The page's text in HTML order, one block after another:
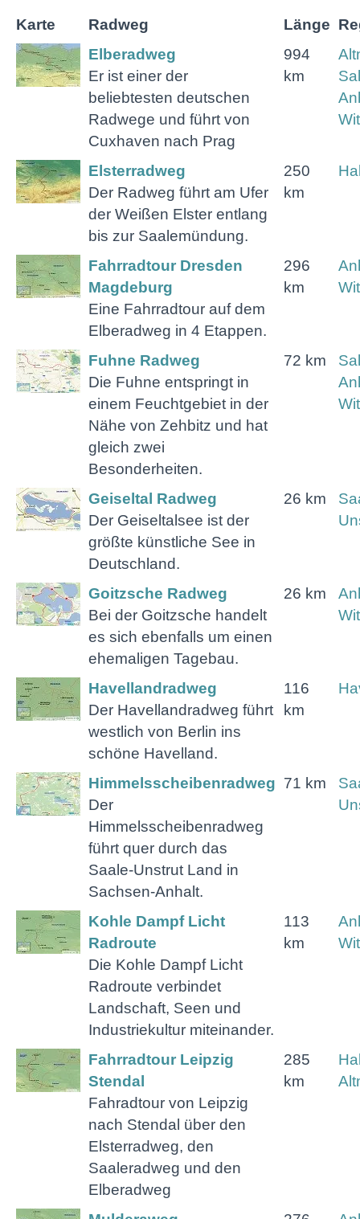
Karte Radweg Länge
Elberadweg
Er ist einer der
beliebtesten deutschen
Radwege und führt von
Cuxhaven nach Prag
994
km
Elsterradweg
Der Radweg führt am Ufer
der Weißen Elster entlang
bis zur Saalemündung.
250
km
Fahrradtour Dresden
Magdeburg
Eine Fahrradtour auf dem
Elberadweg in 4 Etappen.
296
km
Fuhne Radweg
Die Fuhne entspringt in
einem Feuchtgebiet in der
Nähe von Zehbitz und hat
gleich zwei
Besonderheiten.
72 km
Geiseltal Radweg
Der Geiseltalsee ist der
größte künstliche See in
Deutschland.
26 km
Goitzsche Radweg
Bei der Goitzsche handelt
es sich ebenfalls um einen
ehemaligen Tagebau.
26 km
Havellandradweg
Der Havellandradweg führt
westlich von Berlin ins
schöne Havelland.
116
km
Himmelsscheibenradweg
Der
Himmelsscheibenradweg
führt quer durch das
Saale-Unstrut Land in
Sachsen-Anhalt.
71 km
Kohle Dampf Licht
Radroute
Die Kohle Dampf Licht
Radroute verbindet
Landschaft, Seen und
Industriekultur miteinander.
113
km
Fahrradtour Leipzig
Stendal
Fahradtour von Leipzig
nach Stendal über den
Elsterradweg, den
Saaleradweg und den
Elberadweg
285
km